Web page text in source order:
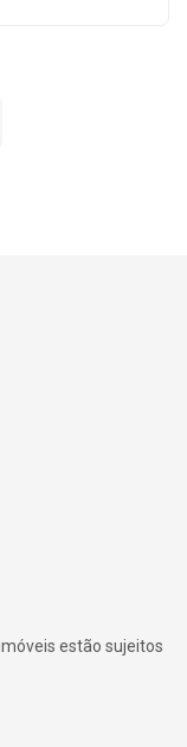
estão sujeitos